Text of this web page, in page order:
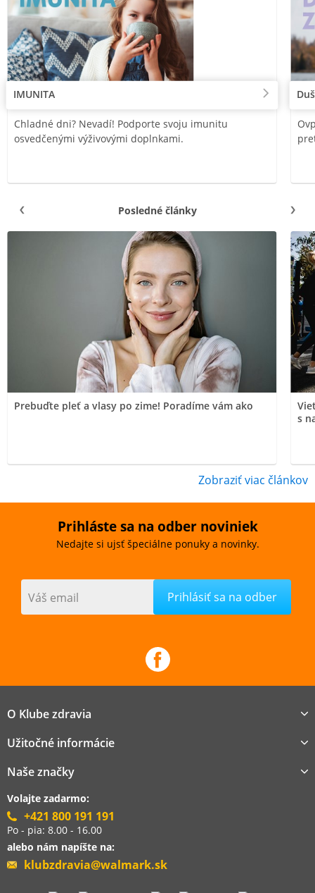
IMUNITA
Chladné dni? Nevadí! Podporte svoju imunitu
osvedčenými výživovými doplnkami.
Posledné články
Prebuďte pleť a vlasy po zime! Poradíme vám ako
s
Zobraziť viac článkov
Prihláste sa na odber noviniek
Nedajte si ujsť špeciálne ponuky a novinky.
Váš email
O Klube zdravia
Užitočné informácie
Naše značky
Volajte zadarmo:
+421 800 191 191
Po - pia: 8.00 - 16.00
alebo nám napíšte na:
klubzdravia@walmark.sk